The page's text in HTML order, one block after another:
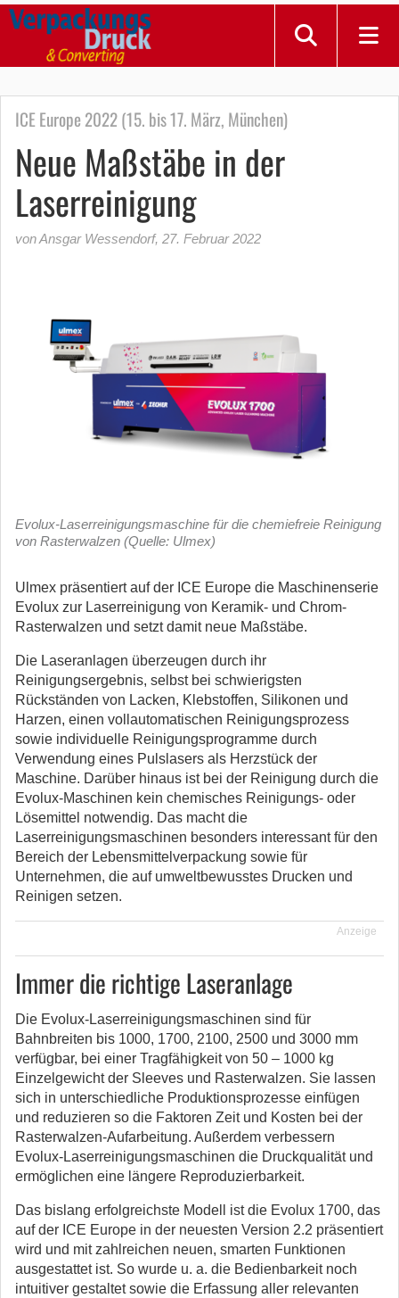
ICE Europe 2022 (15. bis 17. März, München)
Neue Maßstäbe in der
Laserreinigung
von Ansgar Wessendorf, 27. Februar 2022
Evolux-Laserreinigungsmaschine für die chemiefreie Reinigung
von Rasterwalzen (Quelle: Ulmex)
Ulmex präsentiert auf der ICE Europe die Maschinenserie
Evolux zur Laserreinigung von Keramik- und Chrom-
Rasterwalzen und setzt damit neue Maßstäbe.
Die Laseranlagen überzeugen durch ihr
Reinigungsergebnis, selbst bei schwierigsten
Rückständen von Lacken, Klebstoffen, Silikonen und
Harzen, einen vollautomatischen Reinigungsprozess
sowie individuelle Reinigungsprogramme durch
Verwendung eines Pulslasers als Herzstück der
Maschine. Darüber hinaus ist bei der Reinigung durch die
Evolux-Maschinen kein chemisches Reinigungs- oder
Lösemittel notwendig. Das macht die
Laserreinigungsmaschinen besonders interessant für den
Bereich der Lebensmittelverpackung sowie für
Unternehmen, die auf umweltbewusstes Drucken und
Reinigen setzen.
Anzeige
Immer die richtige Laseranlage
Die Evolux-Laserreinigungsmaschinen sind für
Bahnbreiten bis 1000, 1700, 2100, 2500 und 3000 mm
verfügbar, bei einer Tragfähigkeit von 50 – 1000 kg
Einzelgewicht der Sleeves und Rasterwalzen. Sie lassen
sich in unterschiedliche Produktionsprozesse einfügen
und reduzieren so die Faktoren Zeit und Kosten bei der
Rasterwalzen-Aufarbeitung. Außerdem verbessern
Evolux-Laserreinigungsmaschinen die Druckqualität und
ermöglichen eine längere Reproduzierbarkeit.
Das bislang erfolgreichste Modell ist die Evolux 1700, das
auf der ICE Europe in der neuesten Version 2.2 präsentiert
wird und mit zahlreichen neuen, smarten Funktionen
ausgestattet ist. So wurde u. a. die Bedienbarkeit noch
intuitiver gestaltet sowie die Erfassung aller relevanten